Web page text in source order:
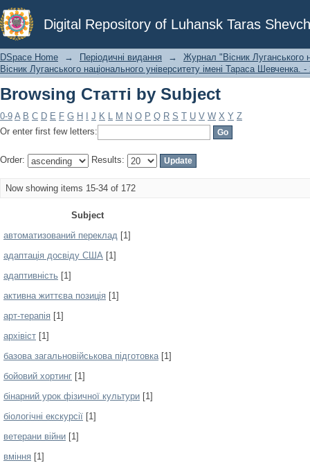
Digital Repository of Luhansk Taras
Browsing Статті by Subject
DSpace Home → Періодичні видання →
Журнал "Вісник Луганського
Вісник Луганського національного університету імені Тараса
Browsing Статті by Subject
0-9 A B C D E F G H J K L M N O P Q R S T U V W X Y Z
Or enter first few letters:
Order: Results:
Now showing items 15-34 of 172
Subject
автоматизований переклад [1]
адаптація досвіду США [1]
адаптивність [1]
активна життєва позиція [1]
арт-терапія [1]
архівіст [1]
базова загальновійськова підготовка[1]
бойовий хортинг [1]
бінарний урок фізичної культури [1]
біологічні екскурсії [1]
ветерани війни [1]
вміння [1]